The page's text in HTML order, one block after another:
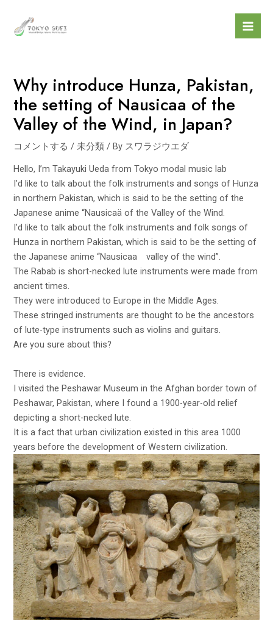
Why introduce Hunza, Pakistan,
the setting of Nausicaa of the
Valley of the Wind, in Japan?
コメントする /未分類 / By スワラジウエダ
Hello, I’m Takayuki Ueda from Tokyo modal music lab
I’d like to talk about the folk instruments and songs of Hunza
in northern Pakistan, which is said to be the setting of the
Japanese anime “Nausicaä of the Valley of the Wind.
I’d like to talk about the folk instruments and folk songs of
Hunza in northern Pakistan, which is said to be the setting of
the Japanese anime “Nausicaa valley of the wind”.
The Rabab is short-necked lute instruments were made from
ancient times.
They were introduced to Europe in the Middle Ages.
These stringed instruments are thought to be the ancestors
of lute-type instruments such as violins and guitars.
Are you sure about this?
There is evidence.
I visited the Peshawar Museum in the Afghan border town of
Peshawar, Pakistan, where I found a 1900-year-old relief
depicting a short-necked lute.
It is a fact that urban civilization existed in this area 1000
years before the development of Western civilization.